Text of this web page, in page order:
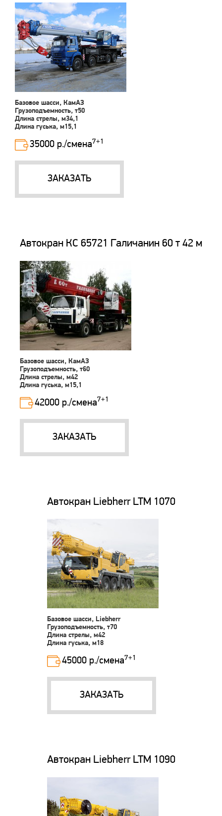
Базовое шасси, КамАЗ
Грузоподъемность, т50
Длина стрелы, м34,1
Длина гуська, м15,1
35000 р./смена7+1
ЗАКАЗАТЬ
Автокран КС 65721 Галичанин 60 т 42 м
Базовое шасси, КамАЗ
Грузоподъемность, т60
Длина стрелы, м42
Длина гуська, м15,1
42000 р./смена7+1
ЗАКАЗАТЬ
Автокран Liebherr LTM 1070
Базовое шасси, Liebherr
Грузоподъемность, т70
Длина стрелы, м42
Длина гуська, м18
45000 р./смена7+1
ЗАКАЗАТЬ
Автокран Liebherr LTM 1090